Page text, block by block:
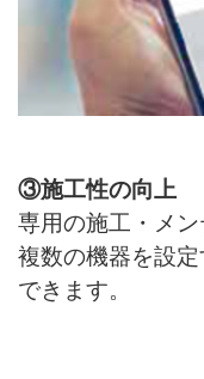
③施工性の向上
専用の施工・メン
複数の機器を設
できます。